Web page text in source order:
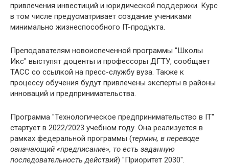
привлечения инвестиций и юридической поддержки. Курс
в том числе предусматривает создание учениками
минимально жизнеспособного IT-продукта.
Преподавателям новоиспеченной программы "Школы
Икс" выступят доценты и профессоры ДГТУ, сообщает
ТАСС со ссылкой на пресс-службу вуза. Также к
процессу обучения будут привлечены эксперты в районы
инноваций и предпринимательства.
Программа "Технологическое предпринимательство в IT"
стартует в 2022/2023 учебном году. Она реализуется в
рамках федеральной программы (термин, в переводе
означающий «предписание», то есть заданную
последовательность действий) "Приоритет 2030".